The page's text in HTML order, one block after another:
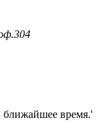
ближайшее время.'